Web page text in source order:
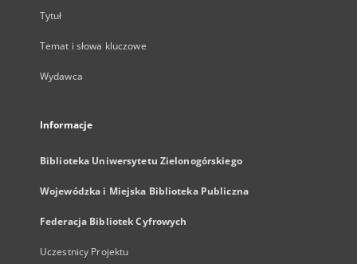
Tytuł
Temat i słowa kluczowe
Wydawca
Informacje
Biblioteka Uniwersytetu Zielonogórskiego
Wojewódzka i Miejska Biblioteka Publiczna
Federacja Bibliotek Cyfrowych
Uczestnicy Projektu